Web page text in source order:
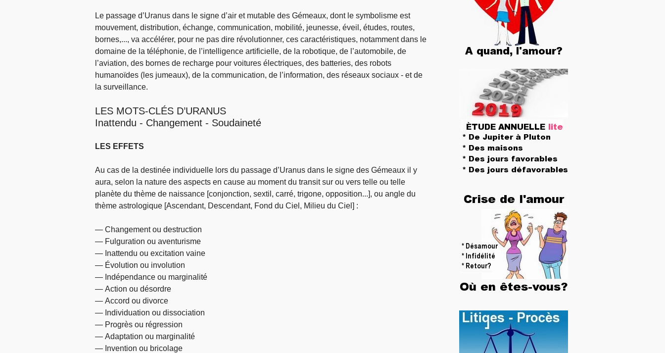
Le passage d’Uranus dans le signe d’air et mutable des Gémeaux, dont le symbolisme est
mouvement, distribution, échange, communication, mobilité, jeunesse, éveil, études, routes,
bornes,..., va accélérer, pour ne pas dire révolutionner, ces caractéristiques, notamment dans le
domaine de la téléphonie, de l’intelligence artificielle, de la robotique, de l’automobile, de
l’aviation, des bornes de recharge pour voitures électriques, des batteries, des robots
humanoïdes (les jumeaux), de la communication, de l’information, des réseaux sociaux - et de
la surveillance.
LES MOTS-CLÉS D’URANUS
Inattendu - Changement - Soudaineté
LES EFFETS
Au cas de la destinée individuelle lors du passage d’Uranus dans le signe des Gémeaux il y
aura, selon la nature des aspects en cause au moment du transit sur ou vers telle ou telle
planète du thème de naissance [conjonction, sextil, carré, trigone, opposition...], ou angle du
thème astrologique [Ascendant, Descendant, Fond du Ciel, Milieu du Ciel] :
— Changement ou destruction
— Fulguration ou aventurisme
— Inattendu ou excitation vaine
— Évolution ou involution
— Indépendance ou marginalité
— Action ou désordre
— Accord ou divorce
— Individuation ou dissociation
— Progrès ou régression
— Adaptation ou marginalité
— Invention ou bricolage